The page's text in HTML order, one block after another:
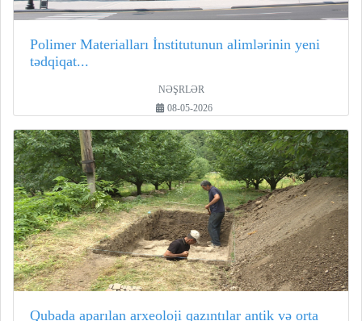
Polimer Materialları İnstitutunun alimlərinin yeni
tədqiqat...
NƏŞRLƏR
08-05-2026
Qubada aparılan arxeoloji qazıntılar antik və orta